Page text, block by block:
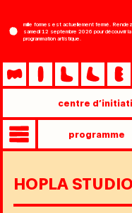
contenu
mille formes est actuellement fermé.
samedi 12 septembre 2026 pour découvrir la
programmation artistique.
centre
Entrée
rapide
programme
niveau
HOPLA STUDIO